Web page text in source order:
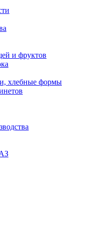
и фруктов
хлебные формы